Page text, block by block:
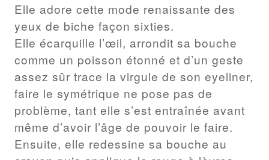
Elle adore cette mode renaissante des
yeux de biche façon sixties.
Elle écarquille l’œil, arrondit sa bouche
comme un poisson étonné et d’un geste
assez sûr trace la virgule de son eyeliner,
faire le symétrique ne pose pas de
problème, tant elle s’est entraînée avant
même d’avoir l’âge de pouvoir le faire.
Ensuite, elle redessine sa bouche au